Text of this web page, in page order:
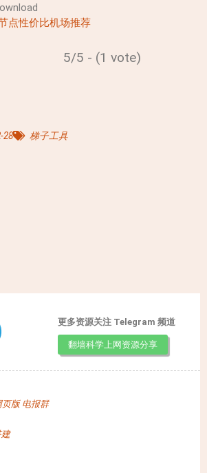
点性价比机场推荐
5/5 - (1 vote)
28 梯子工具
更多资源关注 Telegram 频道
翻墙科学上网资源分享
页版 电报群
建